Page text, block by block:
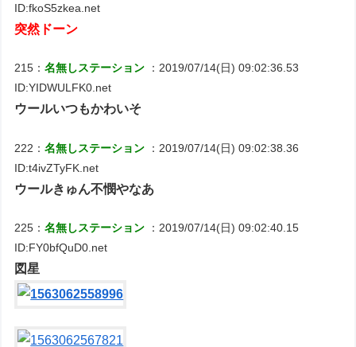
ID:fkoS5zkea.net
突然ドーン
215：名無しステーション
：2019/07/14(日) 09:02:36.53
ID:YIDWULFK0.net
ウールいつもかわいそ
222：名無しステーション
：2019/07/14(日) 09:02:38.36
ID:t4ivZTyFK.net
ウールきゅん不憫やなあ
225：名無しステーション
：2019/07/14(日) 09:02:40.15
ID:FY0bfQuD0.net
図星